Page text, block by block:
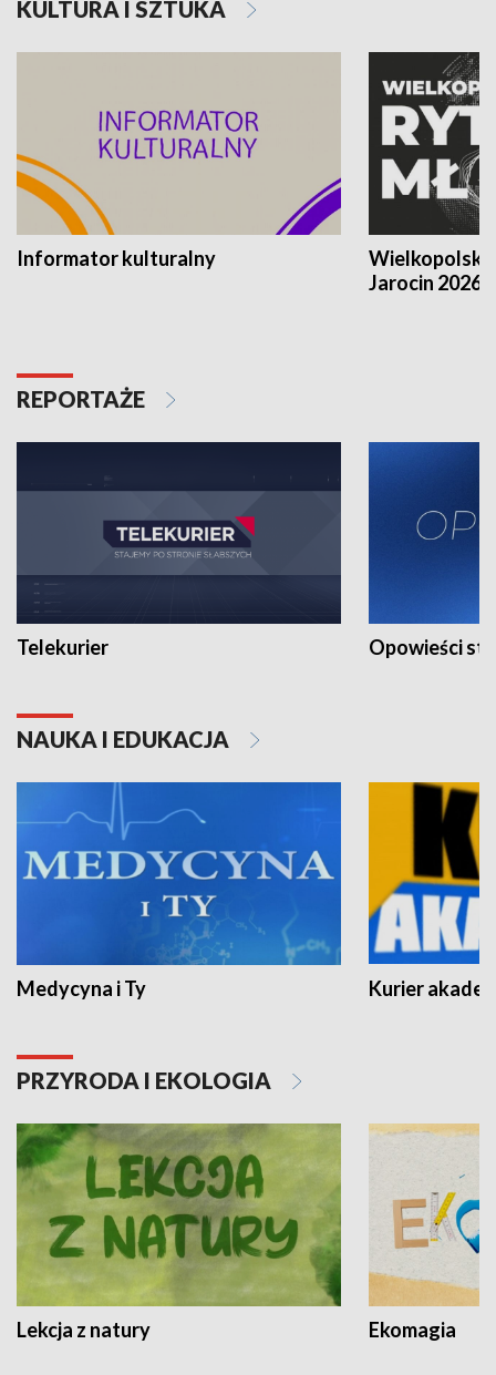
KULTURA I SZTUKA
Informator kulturalny
Jarocin 2026
REPORTAŻE
Telekurier Opowieści
NAUKA I EDUKACJA
Medycyna i Ty Kurier
PRZYRODA I EKOLOGIA
Lekcja z natury Ekomagia